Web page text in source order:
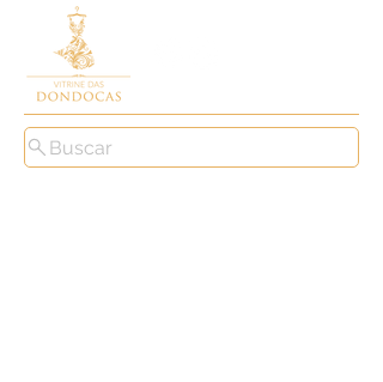
Buscar